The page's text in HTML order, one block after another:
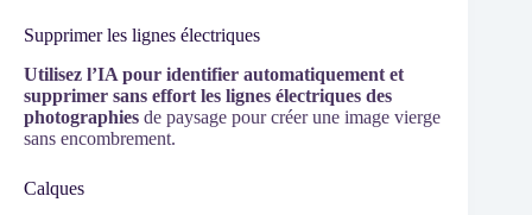
Supprimer les lignes électriques
Utilisez l’IA pour identifier automatiquement et
supprimer sans effort les lignes électriques des
photographies de paysage pour créer une image vierge
sans encombrement.
Calques